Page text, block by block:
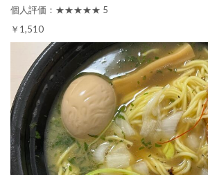
個人評価：★★★★★ 5
￥1,510